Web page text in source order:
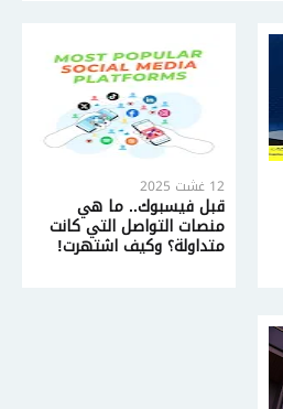
12 غشت 2025
قبل فيسبوك.. ما هي
منصات التواصل التي كانت
متداولة؟ وكيف اشتهرت!